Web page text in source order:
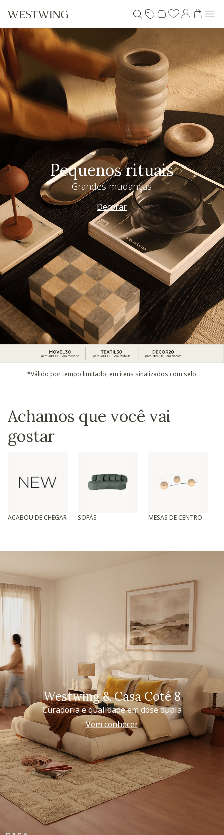
Pequenos rituais
Grandes mudanças
Decorar
*Válido por tempo limitado, em itens sinalizados com selo
Achamos que você vai
gostar
ACABOU DE CHEGAR SOFÁS MESAS DE CENTRO
Westwing & Casa Coté 8
Curadoria e qualidade em dose dupla
Vem conhecer